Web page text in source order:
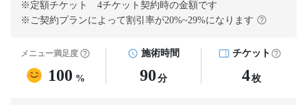
※定額チケット 4チケット契約時の金額です
※ご契約プランによって割引率が20%~29%になります
メニュー満足度
100 %
施術時間
90 分
チケット
4枚